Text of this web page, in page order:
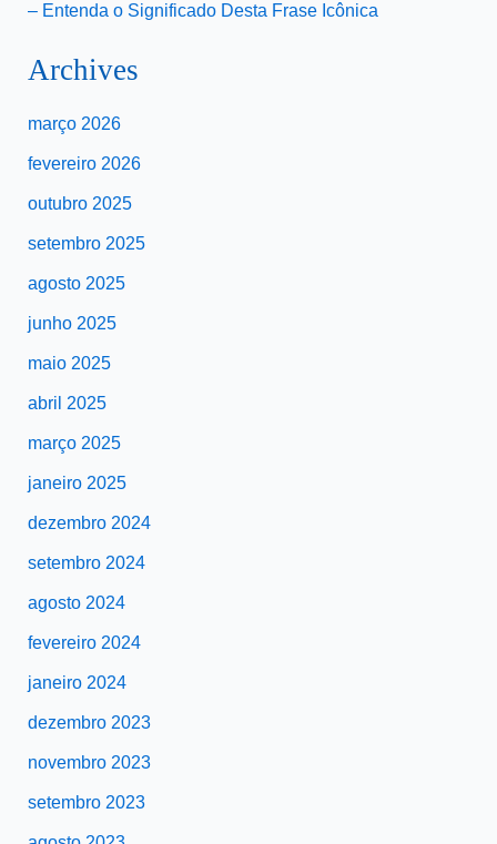
– Entenda o Significado Desta Frase Icônica
Archives
março 2026
fevereiro 2026
outubro 2025
setembro 2025
agosto 2025
junho 2025
maio 2025
abril 2025
março 2025
janeiro 2025
dezembro 2024
setembro 2024
agosto 2024
fevereiro 2024
janeiro 2024
dezembro 2023
novembro 2023
setembro 2023